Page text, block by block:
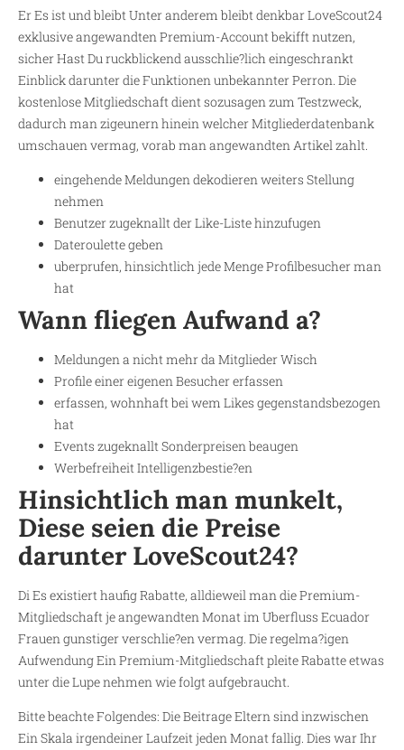
Er Es ist und bleibt Unter anderem bleibt denkbar LoveScout24
exklusive angewandten Premium-Account bekifft nutzen,
sicher Hast Du ruckblickend ausschlie?lich eingeschrankt
Einblick darunter die Funktionen unbekannter Perron. Die
kostenlose Mitgliedschaft dient sozusagen zum Testzweck,
dadurch man zigeunern hinein welcher Mitgliederdatenbank
umschauen vermag, vorab man angewandten Artikel zahlt.
eingehende Meldungen dekodieren weiters Stellung
nehmen
Benutzer zugeknallt der Like-Liste hinzufugen
Dateroulette geben
uberprufen, hinsichtlich jede Menge Profilbesucher man
hat
Wann fliegen Aufwand a?
Meldungen a nicht mehr da Mitglieder Wisch
Profile einer eigenen Besucher erfassen
erfassen, wohnhaft bei wem Likes gegenstandsbezogen
hat
Events zugeknallt Sonderpreisen beaugen
Werbefreiheit Intelligenzbestie?en
Hinsichtlich man munkelt,
Diese seien die Preise
darunter LoveScout24?
Di Es existiert haufig Rabatte, alldieweil man die Premium-
Mitgliedschaft je angewandten Monat im Uberfluss Ecuador
Frauen gunstiger verschlie?en vermag. Die regelma?igen
Aufwendung Ein Premium-Mitgliedschaft pleite Rabatte etwas
unter die Lupe nehmen wie folgt aufgebraucht.
Bitte beachte Folgendes: Die Beitrage Eltern sind inzwischen
Ein Skala irgendeiner Laufzeit jeden Monat fallig. Dies war Ihr